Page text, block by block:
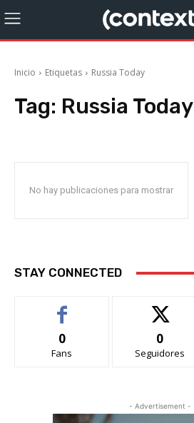
Inicio Etiquetas Russia Today
Tag: Russia Today
No hay publicaciones para mostrar
STAY CONNECTED
0
Fans
0
Seguidores
- Advertisement -